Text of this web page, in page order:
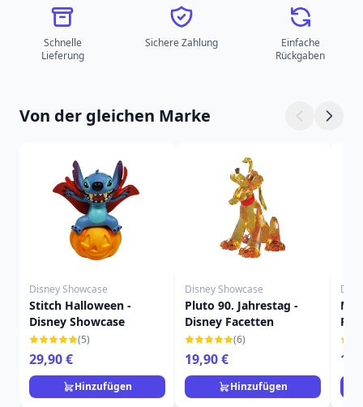
Schnelle
Lieferung
Sichere Zahlung
Einfache
Rückgaben
Von der gleichen Marke
Disney Showcase
Stitch Halloween -
Disney Showcase
(5)
29,90 €
Hinzufügen
Disney Showcase
Pluto 90. Jahrestag -
Disney Facetten
(6)
19,90 €
Hinzufügen